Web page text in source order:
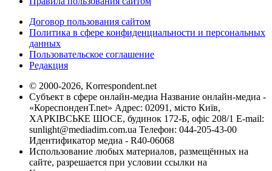
Договор пользования сайтом
Политика в сфере конфиденциальности и персональных
данных
Пользовательское соглашение
Редакция
© 2000-2026, Korrespondent.net
Субъект в сфере онлайн-медиа Название онлайн-медиа -
«КореспонденТ.net» Адрес: 02091, місто Київ,
ХАРКІВСЬКЕ ШОСЕ, будинок 172-Б, офіс 208/1 E-mail:
sunlight@mediadim.com.ua Телефон: 044-205-43-00
Идентификатор медиа - R40-06068
Использование любых материалов, размещённых на
сайте, разрешается при условии ссылки на